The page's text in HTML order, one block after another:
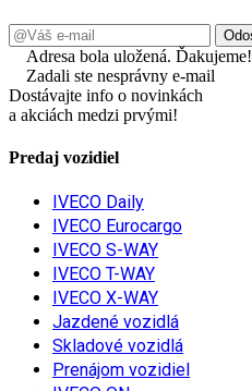
Adresa bola uložená. Ďakujeme!
Zadali ste nesprávny e-mail
Dostávajte info o novinkách
a akciách medzi prvými!
Predaj vozidiel
IVECO Daily
IVECO Eurocargo
IVECO S-WAY
IVECO T-WAY
IVECO X-WAY
Jazdené vozidlá
Skladové vozidlá
Prenájom vozidiel